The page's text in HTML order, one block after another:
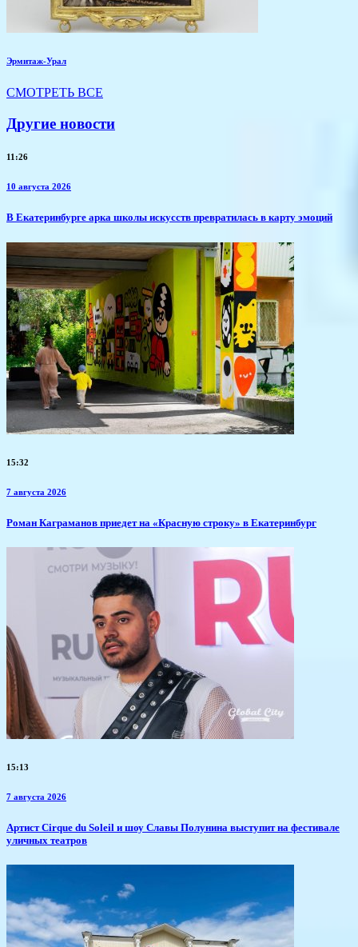
Эрмитаж-Урал
СМОТРЕТЬ ВСЕ
Другие новости
11:26
10 августа 2026
​В Екатеринбурге арка школы искусств превратилась в карту эмоций
15:32
7 августа 2026
​Роман Каграманов приедет на «Красную строку» в Екатеринбург
15:13
7 августа 2026
Артист Cirque du Soleil и шоу Славы Полунина выступит на фестивале
уличных театров